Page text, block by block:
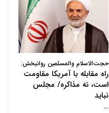
حجت‌الاسلام والمسلمین روانبخش:
راه مقابله با آمریکا مقاومت
است، نه مذاکره/ مجلس
نباید
…